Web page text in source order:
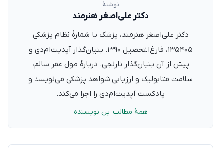
نوشتهٔ
دکتر علی‌اصغر هنرمند
دکتر علی‌اصغر هنرمند، پزشک با شمارهٔ نظام پزشکی
۱۳۵۴۰۵، فارغ‌التحصیل ۱۳۹۰. بنیان‌گذار آپدیت‌ام‌دی و
پیش از آن بنیان‌گذار نارنجی. دربارهٔ طول عمر سالم،
سلامت متابولیک و ارزیابی شواهد پزشکی می‌نویسد و
پادکست آپدیت‌ام‌دی را اجرا می‌کند.
همهٔ مطالب این نویسنده